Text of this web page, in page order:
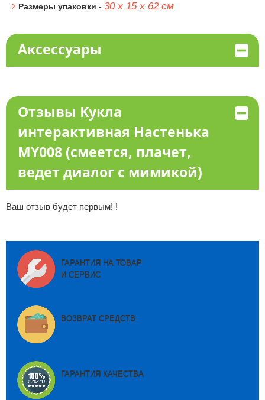
Размеры упаковки - 30 х 15 х 62 см
Аксессуары
Отзывы Кукла
интерактивная Настенька
MY008 (смеется, плачет,
ведет диалог с мимикой)
Ваш отзыв будет первым! !
ГАРАНТИЯ НА ТОВАР
И СЕРВИС
ВОЗВРАТ СРЕДСТВ
ГАРАНТИЯ КАЧЕСТВА